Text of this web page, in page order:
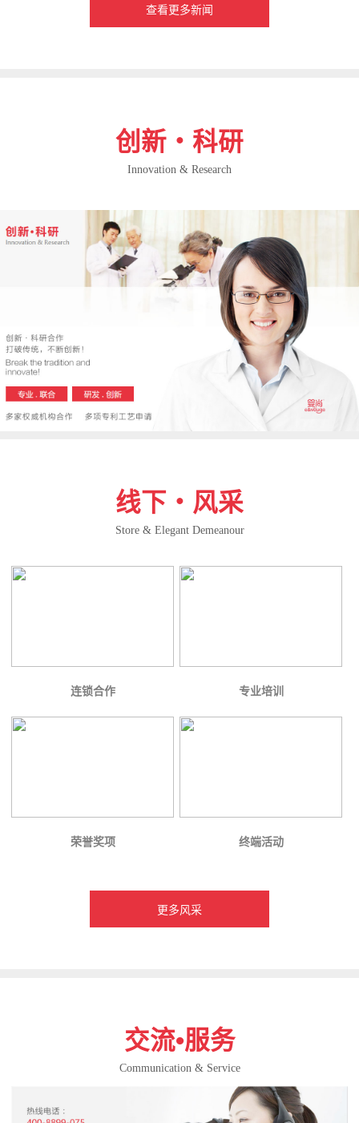
查看更多新闻
创新・科研
Innovation & Research
线下・风采
Store & Elegant Demeanour
连锁合作 专业培训
荣誉奖项 终端活动
更多风采
交流•服务
Communication & Service